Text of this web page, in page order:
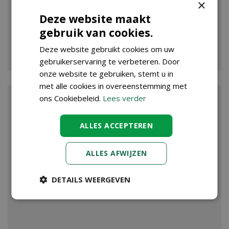
VIJVER
×
Deze website maakt
gebruik van cookies.
Deze website gebruikt cookies om uw
gebruikerservaring te verbeteren. Door
onze website te gebruiken, stemt u in
met alle cookies in overeenstemming met
ons Cookiebeleid. Lees verder
ALLES ACCEPTEREN
ALLES AFWIJZEN
DETAILS WEERGEVEN